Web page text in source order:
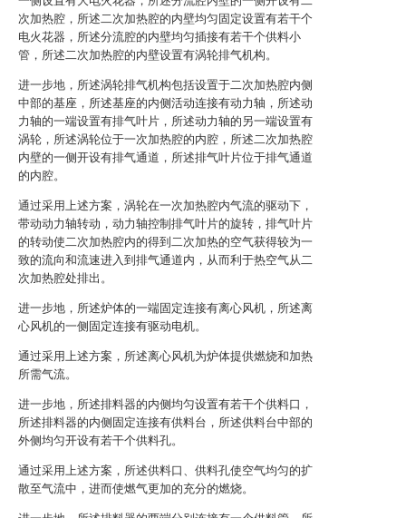
次加热腔，所述二次加热腔的内壁均匀固定设置有若干个
电火花器，所述分流腔的内壁均匀插接有若干个供料小
管，所述二次加热腔的内壁设置有涡轮排气机构。
进一步地，所述涡轮排气机构包括设置于二次加热腔内侧
中部的基座，所述基座的内侧活动连接有动力轴，所述动
力轴的一端设置有排气叶片，所述动力轴的另一端设置有
涡轮，所述涡轮位于一次加热腔的内腔，所述二次加热腔
内壁的一侧开设有排气通道，所述排气叶片位于排气通道
的内腔。
通过采用上述方案，涡轮在一次加热腔内气流的驱动下，
带动动力轴转动，动力轴控制排气叶片的旋转，排气叶片
的转动使二次加热腔内的得到二次加热的空气获得较为一
致的流向和流速进入到排气通道内，从而利于热空气从二
次加热腔处排出。
进一步地，所述炉体的一端固定连接有离心风机，所述离
心风机的一侧固定连接有驱动电机。
通过采用上述方案，所述离心风机为炉体提供燃烧和加热
所需气流。
进一步地，所述排料器的内侧均匀设置有若干个供料口，
所述排料器的内侧固定连接有供料台，所述供料台中部的
外侧均匀开设有若干个供料孔。
通过采用上述方案，所述供料口、供料孔使空气均匀的扩
散至气流中，进而使燃气更加的充分的燃烧。